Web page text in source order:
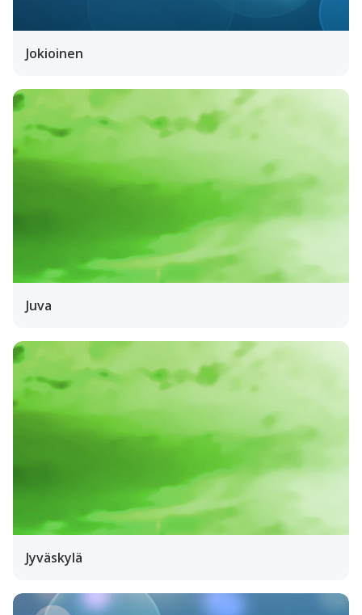
Jokioinen
Juva
Jyväskylä